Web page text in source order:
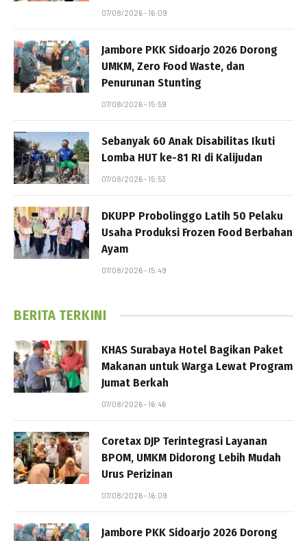
07/08/2026 - 16:09
Jambore PKK Sidoarjo 2026 Dorong
UMKM, Zero Food Waste, dan
Penurunan Stunting
07/08/2026 - 15:59
Sebanyak 60 Anak Disabilitas Ikuti
Lomba HUT ke-81 RI di Kalijudan
07/08/2026 - 15:53
DKUPP Probolinggo Latih 50 Pelaku
Usaha Produksi Frozen Food Berbahan
Ayam
07/08/2026 - 15:49
BERITA TERKINI
KHAS Surabaya Hotel Bagikan Paket
Makanan untuk Warga Lewat Program
Jumat Berkah
07/08/2026 - 16:46
Coretax DJP Terintegrasi Layanan
BPOM, UMKM Didorong Lebih Mudah
Urus Perizinan
07/08/2026 - 16:09
Jambore PKK Sidoarjo 2026 Dorong